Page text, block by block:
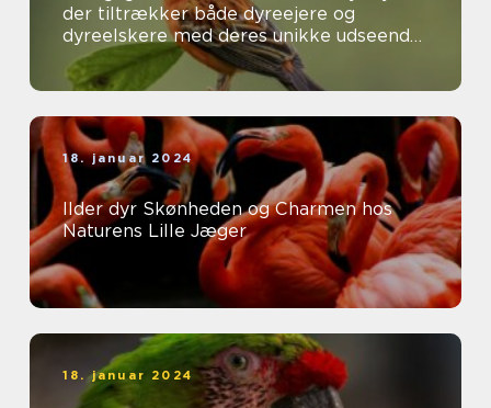
der tiltrækker både dyreejere og
dyreelskere med deres unikke udseende
og interessante adfærd
18. januar 2024
Ilder dyr Skønheden og Charmen hos
Naturens Lille Jæger
18. januar 2024